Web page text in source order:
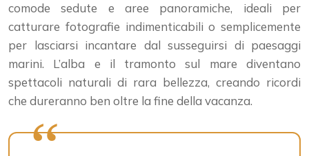
comode sedute e aree panoramiche, ideali per
catturare fotografie indimenticabili o semplicemente
per lasciarsi incantare dal susseguirsi di paesaggi
marini. L’alba e il tramonto sul mare diventano
spettacoli naturali di rara bellezza, creando ricordi
che dureranno ben oltre la fine della vacanza.